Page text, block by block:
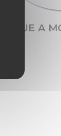
DISQUE A